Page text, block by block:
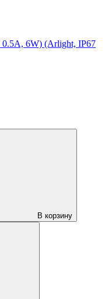
0.5A, 6W) (Arlight, IP67
В корзину